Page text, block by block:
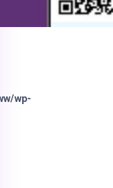
wp-